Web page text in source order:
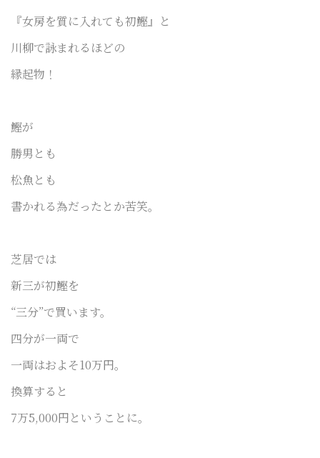
『女房を質に入れても初鰹』と
川柳で詠まれるほどの
縁起物！
鰹が
勝男とも
松魚とも
書かれる為だったとか苦笑。
芝居では
新三が初鰹を
“三分”で買います。
四分が一両で
一両はおよそ10万円。
換算すると
7万5,000円ということに。